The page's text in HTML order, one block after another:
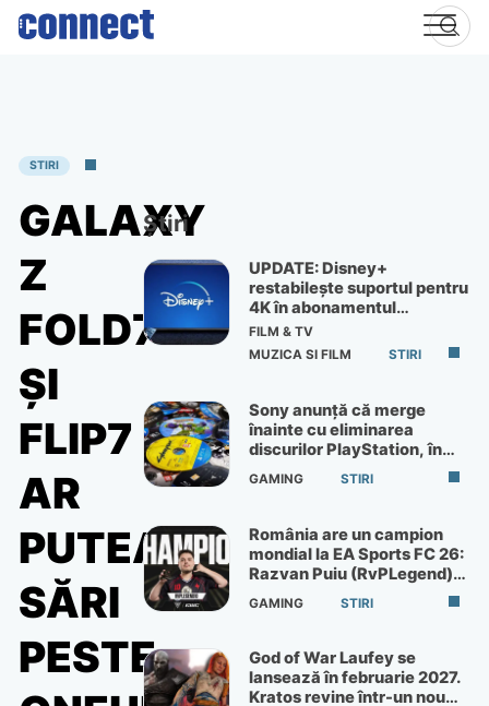
Skip
STIRI
GALAXY
Z
FOLD7
ȘI
FLIP7
AR
PUTEA
SĂRI
PESTE
Știri
UPDATE: Disney+
restabilește suportul pentru
4K în abonamentul
Premium
FILM & TV
MUZICA SI FILM
STIRI
Sony anunță că merge
înainte cu eliminarea
discurilor PlayStation, în
ciuda protestelor
GAMING STIRI
România are un campion
mondial la EA Sports FC 26:
Razvan Puiu (RvPLegend)
câștigă turneul de la Paris
GAMING STIRI
God of War Laufey se
lansează în februarie 2027.
Kratos revine într-un nou